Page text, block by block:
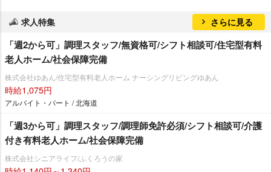
求人特集 さらに見る
「週2から可」調理スタッフ/無資格可/シフト相談可/住宅型有料
老人ホーム/社会保障完備
株式会社ゆあん/住宅型有料老人ホーム ナーシングリビングゆあん
時給1,075円
アルバイト・パート / 北海道
「週3から可」調理スタッフ/調理師免許必須/シフト相談可/介護
付き有料老人ホーム/社会保障完備
株式会社シニアライフ/ふくろうの家